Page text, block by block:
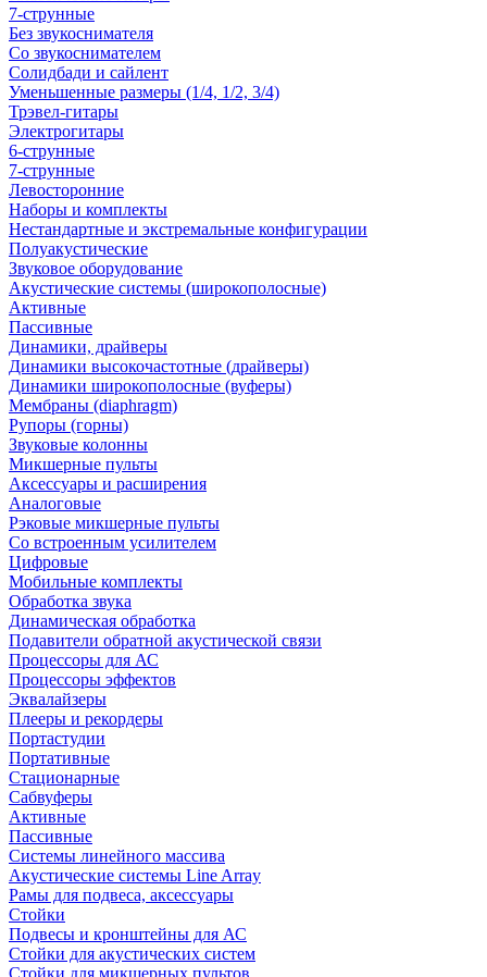
7-струнные
Без звукоснимателя
Со звукоснимателем
Солидбади и сайлент
Уменьшенные размеры (1/4, 1/2, 3/4)
Трэвел-гитары
Электрогитары
6-струнные
7-струнные
Левосторонние
Наборы и комплекты
Нестандартные и экстремальные конфигурации
Полуакустические
Звуковое оборудование
Акустические системы (широкополосные)
Активные
Пассивные
Динамики, драйверы
Динамики высокочастотные (драйверы)
Динамики широкополосные (вуферы)
Мембраны (diaphragm)
Рупоры (горны)
Звуковые колонны
Микшерные пульты
Аксессуары и расширения
Аналоговые
Рэковые микшерные пульты
Со встроенным усилителем
Цифровые
Мобильные комплекты
Обработка звука
Динамическая обработка
Подавители обратной акустической связи
Процессоры для АС
Процессоры эффектов
Эквалайзеры
Плееры и рекордеры
Портастудии
Портативные
Стационарные
Сабвуферы
Активные
Пассивные
Системы линейного массива
Акустические системы Line Array
Рамы для подвеса, аксессуары
Стойки
Подвесы и кронштейны для АС
Стойки для акустических систем
Стойки для микшерных пультов